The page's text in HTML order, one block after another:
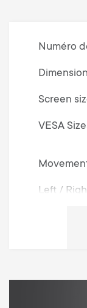
Numéro
Screen
VESA
Left /